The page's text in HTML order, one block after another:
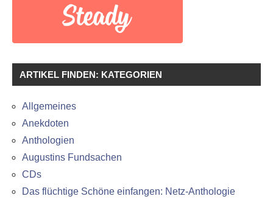
ARTIKEL FINDEN: KATEGORIEN
Allgemeines
Anekdoten
Anthologien
Augustins Fundsachen
CDs
Das flüchtige Schöne einfangen: Netz-Anthologie